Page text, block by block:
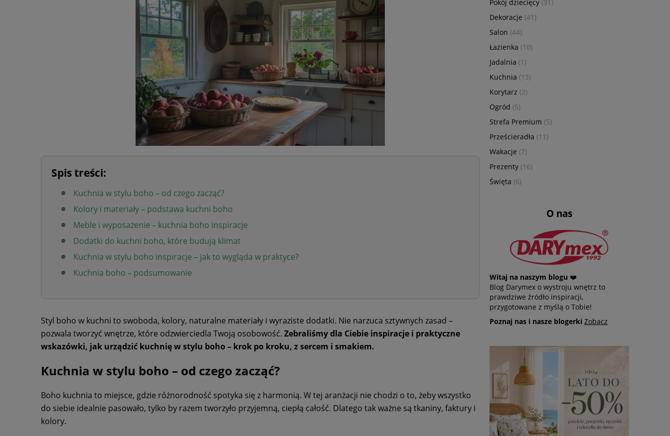
Spis treści:
Kuchnia w stylu boho – od czego zacząć?
Kolory i materiały – podstawa kuchni boho
Meble i wyposażenie – kuchnia boho inspiracje
Dodatki do kuchni boho, które budują klimat
Kuchnia w stylu boho inspiracje – jak to wygląda w praktyce?
Kuchnia boho – podsumowanie
Styl boho w kuchni to swoboda, kolory, naturalne materiały i wyraziste dodatki. Nie narzuca sztywnych zasad –
pozwala tworzyć wnętrze, które odzwierciedla Twoją osobowość. Zebraliśmy dla Ciebie inspiracje i praktyczne
wskazówki, jak urządzić kuchnię w stylu boho – krok po kroku, z sercem i smakiem.
Kuchnia w stylu boho – od czego zacząć?
Boho kuchnia to miejsce, gdzie różnorodność spotyka się z harmonią. W tej aranżacji nie chodzi o to, żeby wszystko
do siebie idealnie pasowało, tylko by razem tworzyło przyjemną, ciepłą całość. Dlatego tak ważne są tkaniny, faktury i
kolory.
Pokój dziecięcy (31)
Dekoracje (41)
Salon (44)
Łazienka (10)
Jadalnia (1)
Kuchnia (13)
Korytarz (2)
Ogród (5)
Strefa Premium (5)
Prześcieradła (11)
Wakacje (7)
Prezenty (16)
Święta (6)
O nas
Witaj na naszym blogu ❤️
Blog Darymex o wystroju wnętrz to
prawdziwe źródło inspiracji,
przygotowane z myślą o Tobie!
Poznaj nas i nasze blogerki Zobacz